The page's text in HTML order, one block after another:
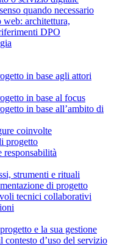
quando necessario
web: architettura,
DPO
in base agli attori
in base al focus
in base all’ambito di
coinvolte
progetto
strumenti e rituali
di progetto
tecnici collaborativi
e la sua gestione
contesto d’uso del servizio